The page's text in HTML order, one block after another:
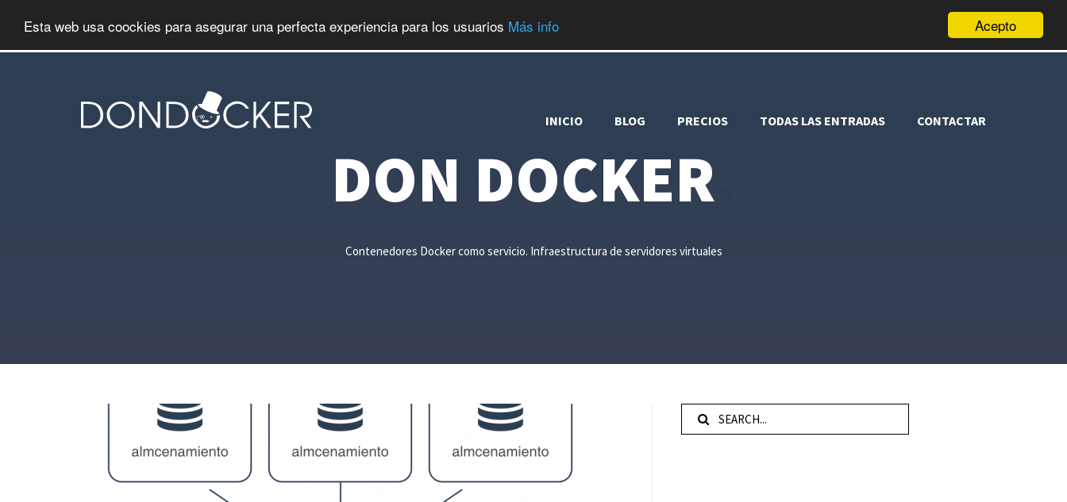
Acepto
Esta web usa coockies para asegurar una perfecta experiencia para los usuarios Más info
INICIO BLOG PRECIOS TODAS LAS ENTRADAS CONTACTAR
DON DOCKER
Contenedores Docker como servicio. Infraestructura de servidores virtuales